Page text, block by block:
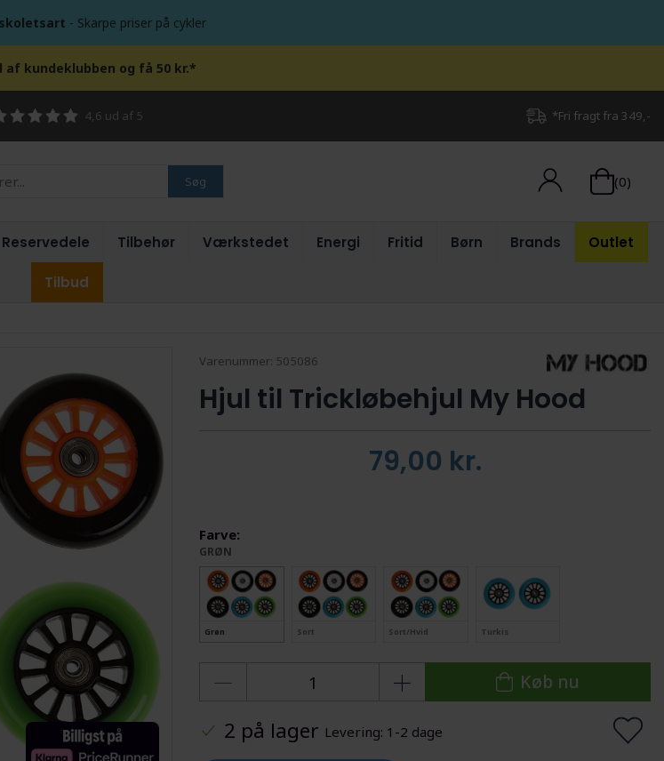
- Skarpe priser på cykler
af kundeklubben og få 50 kr.*
4,6 ud af 5 *Fri fragt fra 349,-
Søg (0)
Reservedele Tilbehør Værkstedet Energi Fritid Børn Brands Outlet
Tilbud
Varenummer: 505086
Hjul til Trickløbehjul My Hood
79,00 kr.
Farve:
GRØN
Grøn Sort Sort/Hvid Turkis
Køb nu
2 på lager Levering: 1-2 dage